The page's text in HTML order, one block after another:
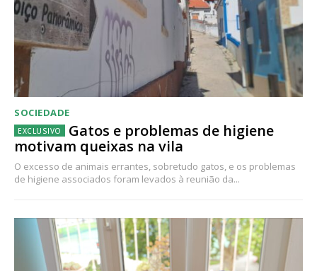
SOCIEDADE
Gatos e problemas de higiene
motivam queixas na vila
O excesso de animais errantes, sobretudo gatos, e os problemas
de higiene associados foram levados à reunião da...